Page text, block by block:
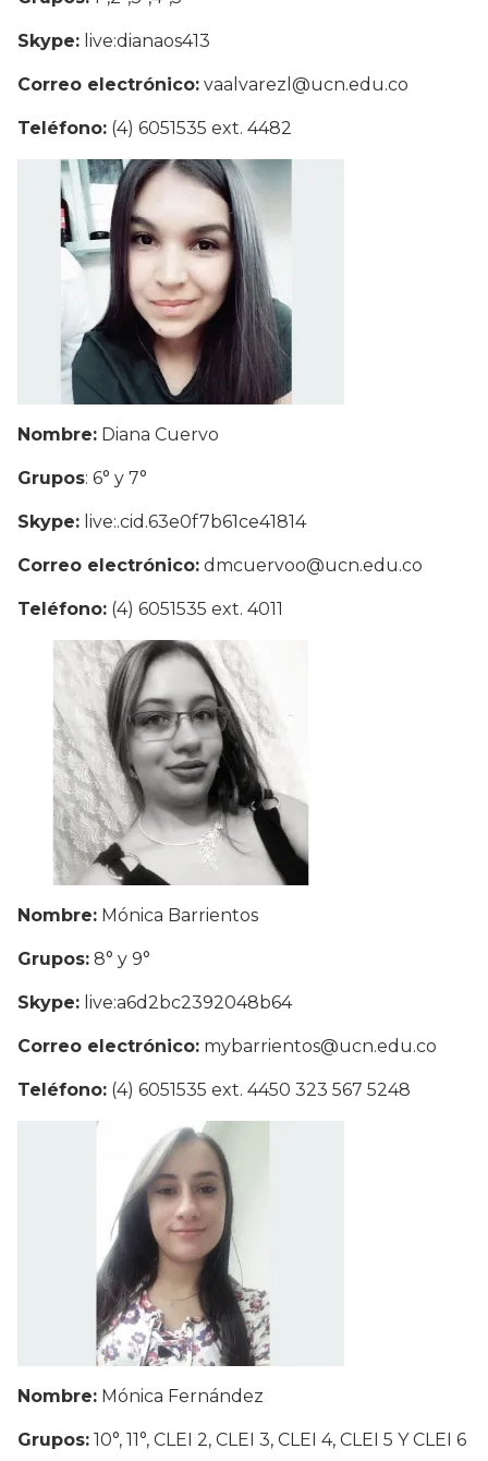
Skype: live:dianaos413
Correo electrónico: vaalvarezl@ucn.edu.co
Teléfono: (4) 6051535 ext. 4482
Nombre: Diana Cuervo
Grupos: 6° y 7°
Skype: live:.cid.63e0f7b61ce41814
Correo electrónico: dmcuervoo@ucn.edu.co
Teléfono: (4) 6051535 ext. 4011
Nombre: Mónica Barrientos
Grupos: 8° y 9°
Skype: live:a6d2bc2392048b64
Correo electrónico: mybarrientos@ucn.edu.co
Teléfono: (4) 6051535 ext. 4450 323 567 5248
Nombre: Mónica Fernández
Grupos: 10°, 11°, CLEI 2, CLEI 3, CLEI 4, CLEI 5 Y CLEI 6